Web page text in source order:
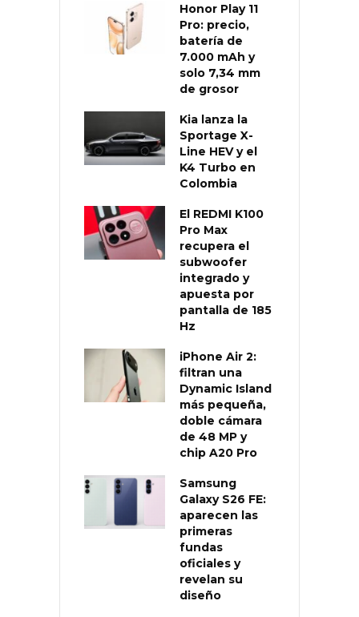
Honor Play 11
Pro: precio,
batería de
7.000 mAh y
solo 7,34 mm
de grosor
Kia lanza la
Sportage X-
Line HEV y el
K4 Turbo en
Colombia
El REDMI K100
Pro Max
recupera el
subwoofer
integrado y
apuesta por
pantalla de 185
Hz
iPhone Air 2:
filtran una
Dynamic Island
más pequeña,
doble cámara
de 48 MP y
chip A20 Pro
Samsung
Galaxy S26 FE:
aparecen las
primeras
fundas
oficiales y
revelan su
diseño